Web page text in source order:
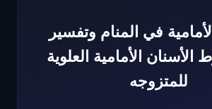
في المنام وتفسير
الأمامية العلوية
للمتزوجه